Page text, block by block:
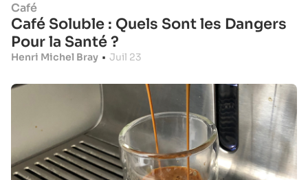
Café
Café Soluble : Quels Sont les Dangers
Pour la Santé ?
Henri Michel Bray • Juil 23